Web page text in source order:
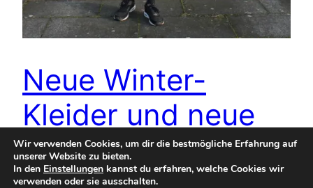
Neue Winter-
Kleider und neue
Homepage
Wir verwenden Cookies, um dir die bestmögliche Erfahrung auf
unserer Website zu bieten.
In den Einstellungen kannst du erfahren, welche Cookies wir
verwenden oder sie ausschalten.